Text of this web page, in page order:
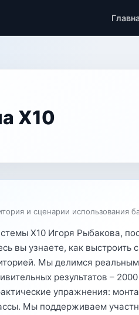
Х10
и сценарии использования
Х10 Игоря Рыбакова,
вы узнаете, как выстроить
Мы делимся
результатов –
упражнения:
Мы поддерживаем